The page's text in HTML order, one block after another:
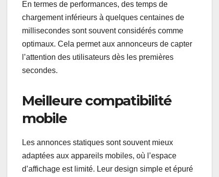
En termes de performances, des temps de
chargement inférieurs à quelques centaines de
millisecondes sont souvent considérés comme
optimaux. Cela permet aux annonceurs de capter
l’attention des utilisateurs dès les premières
secondes.
Meilleure compatibilité
mobile
Les annonces statiques sont souvent mieux
adaptées aux appareils mobiles, où l’espace
d’affichage est limité. Leur design simple et épuré